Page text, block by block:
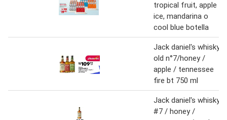
tropical fruit, apple
ice, mandarina o
cool blue botella
Jack daniel's whisky
old n°7/honey /
apple / tennessee
fire bt 750 ml
Jack daniel's whisky
#7 / honey /